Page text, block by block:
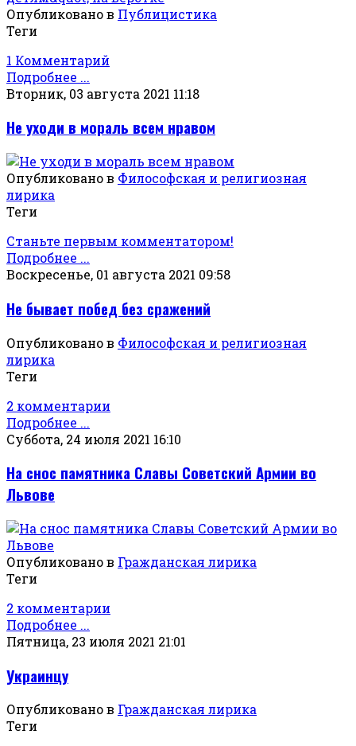
Опубликовано в Публицистика
Теги
1 Комментарий
Подробнее ...
Вторник, 03 августа 2021 11:18
Не уходи в мораль всем нравом
Опубликовано в Философская и религиозная
лирика
Теги
Станьте первым комментатором!
Подробнее ...
Воскресенье, 01 августа 2021 09:58
Не бывает побед без сражений
Опубликовано в Философская и религиозная
лирика
Теги
2 комментарии
Подробнее ...
Суббота, 24 июля 2021 16:10
На снос памятника Славы Советский Армии во
Львове
Опубликовано в Гражданская лирика
Теги
2 комментарии
Подробнее ...
Пятница, 23 июля 2021 21:01
Украинцу
Опубликовано в Гражданская лирика
Теги